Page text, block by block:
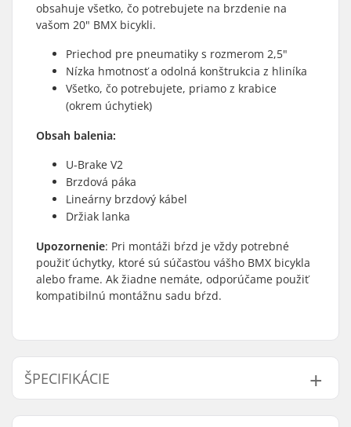
obsahuje všetko, čo potrebujete na brzdenie na
vašom 20" BMX bicykli.
Priechod pre pneumatiky s rozmerom 2,5"
Nízka hmotnosť a odolná konštrukcia z hliníka
Všetko, čo potrebujete, priamo z krabice
(okrem úchytiek)
Obsah balenia:
U-Brake V2
Brzdová páka
Lineárny brzdový kábel
Držiak lanka
Upozornenie: Pri montáži bŕzd je vždy potrebné
použiť úchytky, ktoré sú súčasťou vášho BMX bicykla
alebo frame. Ak žiadne nemáte, odporúčame použiť
kompatibilnú montážnu sadu bŕzd.
ŠPECIFIKÁCIE
BMX Brake:
Rear